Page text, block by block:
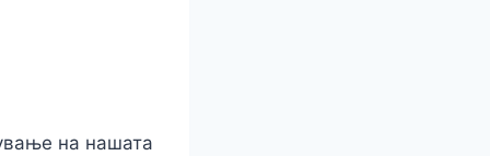
на нашата